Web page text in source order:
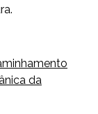
da